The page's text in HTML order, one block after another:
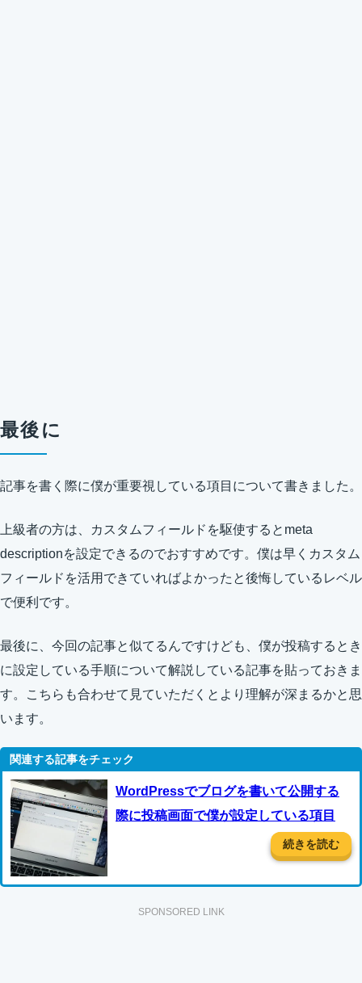
最後に
記事を書く際に僕が重要視している項目について書きました。
上級者の方は、カスタムフィールドを駆使するとmeta
descriptionを設定できるのでおすすめです。僕は早くカスタム
フィールドを活用できていればよかったと後悔しているレベル
で便利です。
最後に、今回の記事と似てるんですけども、僕が投稿するとき
に設定している手順について解説している記事を貼っておきま
す。こちらも合わせて見ていただくとより理解が深まるかと思
います。
WordPressでブログを書いて公開する
際に投稿画面で僕が設定している項目
続きを読む
SPONSORED LINK